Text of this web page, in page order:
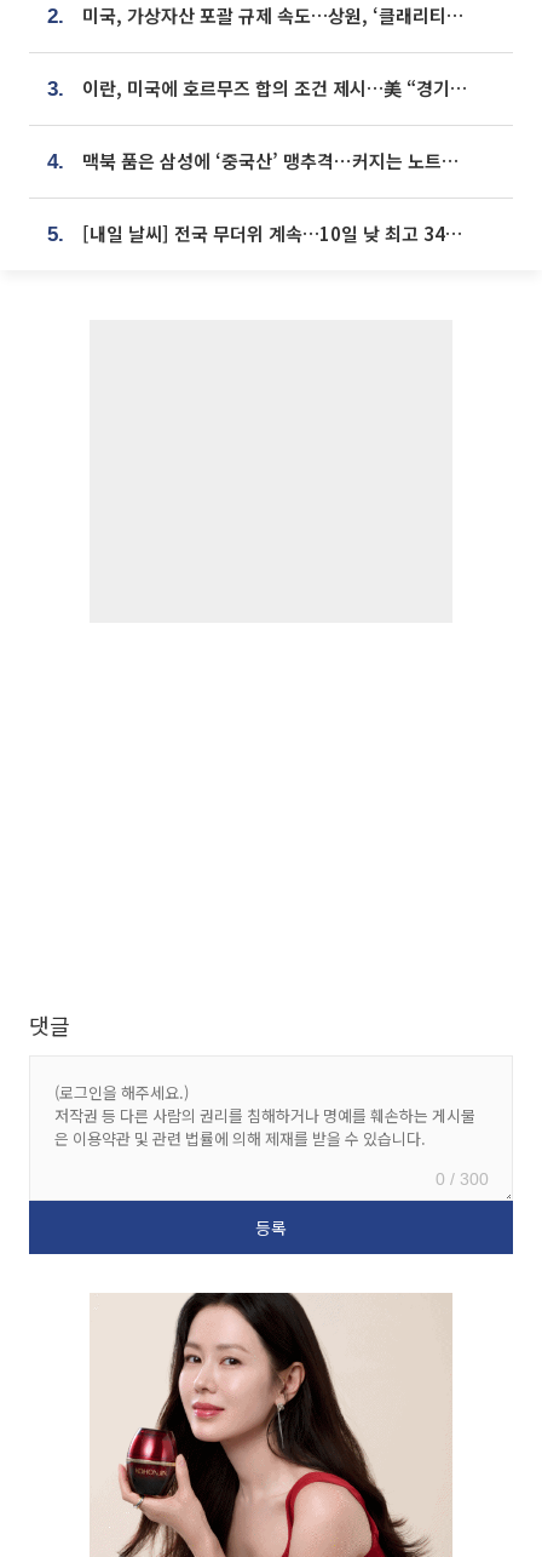
2. 미국, 가상자산 포괄 규제 속도…상원, ‘클래리티법’ 9월 절차투표 추진
3. 이란, 미국에 호르무즈 합의 조건 제시…美 “경기 아직 안 끝나” [종합]
4. 맥북 품은 삼성에 ‘중국산’ 맹추격⋯커지는 노트북 OLED 시장
5. [내일 날씨] 전국 무더위 계속…10일 낮 최고 34도 육박
댓글
0 / 300